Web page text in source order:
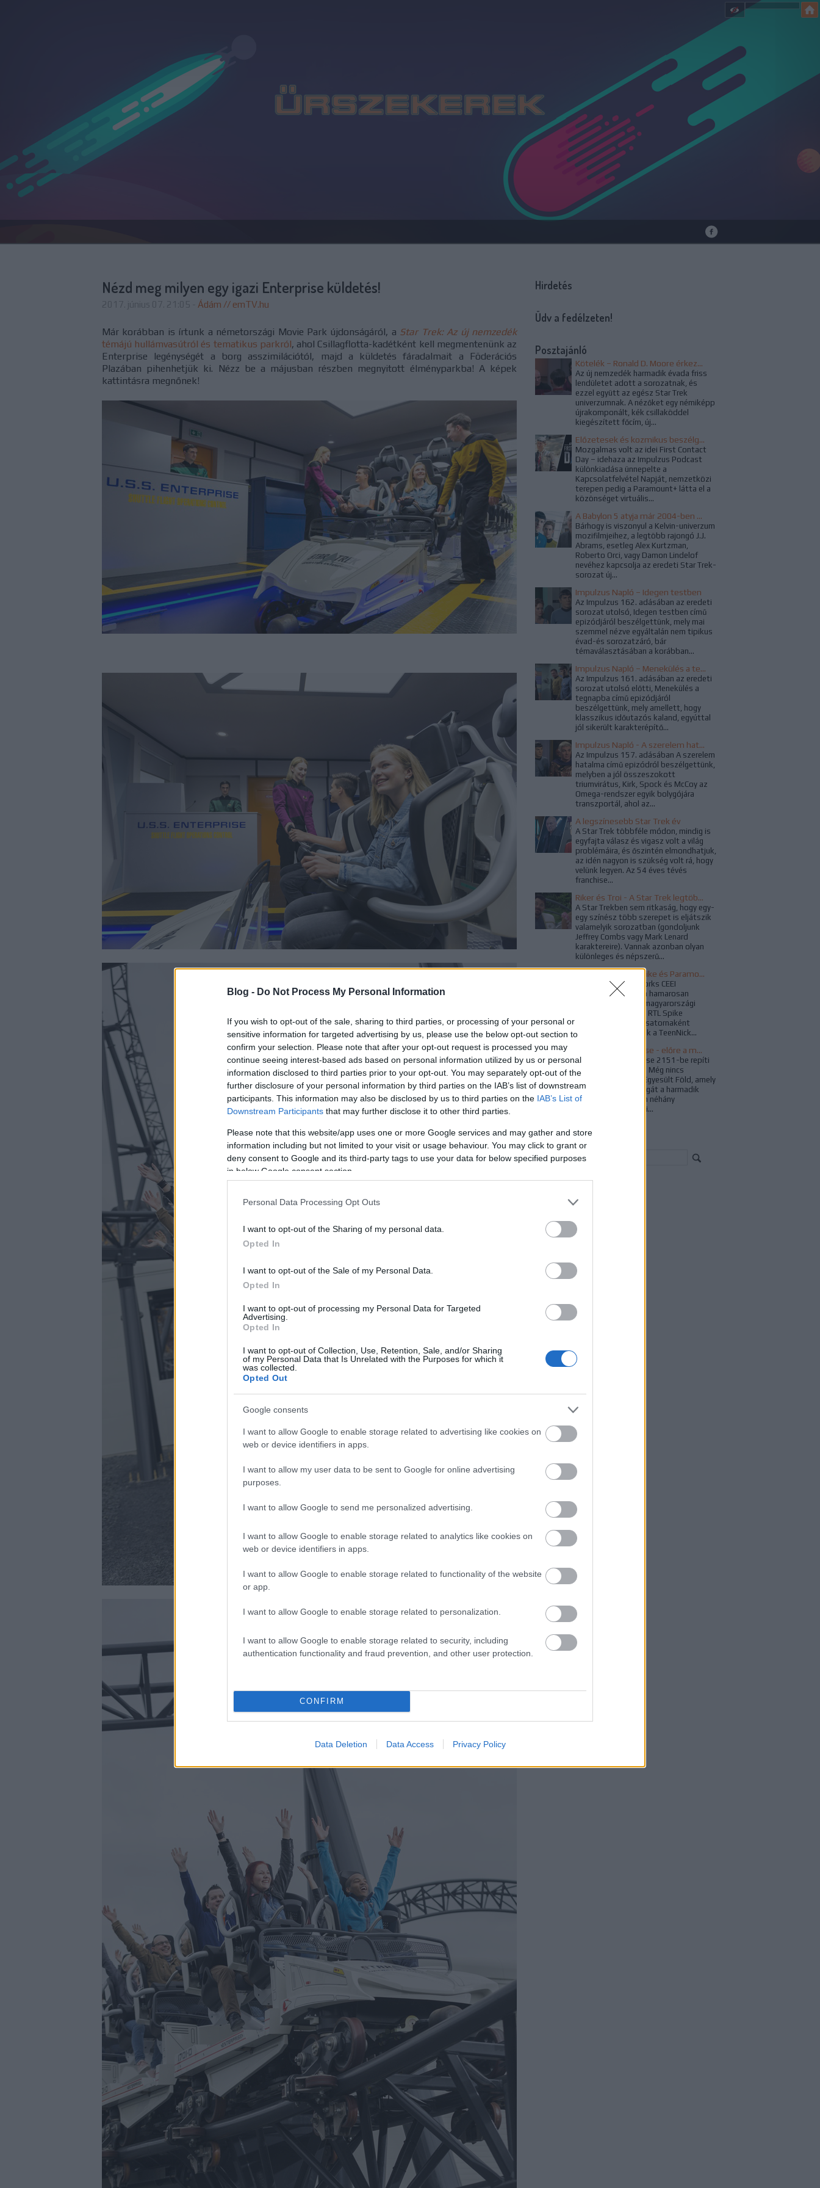
Blog - Do Not Process My Personal Information
If you wish to opt-out of the sale, sharing to third parties, or processing of your personal or
sensitive information for targeted advertising by us, please use the below opt-out section to
confirm your selection. Please note that after your opt-out request is processed you may
continue seeing interest-based ads based on personal information utilized by us or personal
information disclosed to third parties prior to your opt-out. You may separately opt-out of the
further disclosure of your personal information by third parties on the IAB’s list of downstream
participants. This information may also be disclosed by us to third parties on the IAB’s List of
Downstream Participants that may further disclose it to other third parties.
Please note that this website/app uses one or more Google services and may gather and store
information including but not limited to your visit or usage behaviour. You may click to grant or
deny consent to Google and its third-party tags to use your data for below specified purposes
in below Google consent section.
Personal Data Processing Opt Outs
I want to opt-out of the Sharing of my personal data.
Opted In
I want to opt-out of the Sale of my Personal Data.
Opted In
I want to opt-out of processing my Personal Data for Targeted
Advertising.
Opted In
I want to opt-out of Collection, Use, Retention, Sale, and/or Sharing
of my Personal Data that Is Unrelated with the Purposes for which it
was collected.
Opted Out
Google consents
I want to allow Google to enable storage related to advertising like cookies on
web or device identifiers in apps.
I want to allow my user data to be sent to Google for online advertising
purposes.
I want to allow Google to send me personalized advertising.
I want to allow Google to enable storage related to analytics like cookies on
web or device identifiers in apps.
I want to allow Google to enable storage related to functionality of the website
or app.
I want to allow Google to enable storage related to personalization.
I want to allow Google to enable storage related to security, including
authentication functionality and fraud prevention, and other user protection.
CONFIRM
Data Deletion Data Access Privacy Policy
Nézd meg milyen egy igazi Enterprise küldetés!
Ádám // emTV.hu
Már korábban is írtunk a németországi Movie Park újdonságáról, a Star Trek: Az új nemzedék
témájú hullámvasútról és tematikus parkról, ahol Csillagflotta-kadétként kell megmentenünk az
Enterprise legénységét a borg asszimilációtól, majd a küldetés fáradalmait a Föderációs
Plazában pihenhetjük ki. Nézz be a májusban részben megnyitott élményparkba! A képek
kattintásra megnőnek!
Hirdetés
Üdv a fedélzeten!
Posztajánló
Kötelék – Ronald D. Moore érkezése és a megújuló új nemzedék
Az új nemzedék harmadik évada friss
lendületet adott a sorozatnak, és
ezzel együtt az egész Star Trek
univerzumnak. A nézőket egy némiképp
újrakomponált, kék csillaköddel
kiegészített főcím, új...
Előzetesek és kozmikus beszélgetések a Kapcsolatfelvétel Napján
Mozgalmas volt az idei First Contact
Day – idehaza az Impulzus Podcast
különkiadása ünnepelte a
Kapcsolatfelvétel Napját, nemzetközi
terepen pedig a Paramount+ látta el a
közönséget virtuális...
A Babylon 5 atyja már 2004-ben megálmodta a Star Trek újraindítását
Bárhogy is viszonyul a Kelvin-univerzum
mozifilmjeihez, a legtöbb rajongó J.J.
Abrams, esetleg Alex Kurtzman,
Roberto Orci, vagy Damon Lindelof
nevéhez kapcsolja az eredeti Star Trek-
sorozat új...
Impulzus Napló – Idegen testben
Az Impulzus 162. adásában az eredeti
sorozat utolsó, Idegen testben című
epizódjáról beszélgettünk, mely mai
szemmel nézve egyáltalán nem tipikus
évad-és sorozatzáró, bár
témaválasztásában a korábban...
Impulzus Napló – Menekülés a tegnapba
Az Impulzus 161. adásában az eredeti
sorozat utolsó előtti, Menekülés a
tegnapba című epizódjáról
beszélgettünk, mely amellett, hogy
klasszikus időutazós kaland, egyúttal
jól sikerült karakterépítő...
Impulzus Napló - A szerelem hatalma
Az Impulzus 157. adásában A szerelem
hatalma című epizódról beszélgettünk,
melyben a jól összeszokott
triumvirátus, Kirk, Spock és McCoy az
Omega-rendszer egyik bolygójára
transzportál, ahol az...
A legszínesebb Star Trek év
A Star Trek többféle módon, mindig is
egyfajta válasz és vigasz volt a világ
problémáira, és őszintén elmondhatjuk,
az idén nagyon is szükség volt rá, hogy
velünk legyen. Az 54 éves tévés
franchise...
Riker és Troi - A Star Trek legtöbbször visszatérő szerelmespárja
A Star Trekben sem ritkaság, hogy egy-
egy színész több szerepet is eljátszik
valamelyik sorozatban (gondoljunk
Jeffrey Combs vagy Mark Lenard
karaktereire). Vannak azonban olyan
különleges és népszerű...
Búcsúzik az RTL Spike és Paramount Channel
A ViacomCBS Networks CEEI
bejelentése nyomán hamarosan
kivezetésre kerül a magyarországi
televíziós piacról az RTL Spike
csatorna, illetve új csatornaként
idehaza is megjelenik a TeenNick...
Star Trek: Enterprise - előre a múltba
A Star Trek: Enterprise 2151-be repíti
vissza a rajongókat. Még nincs
Föderáció, csak az Egyesült Föld, amely
már újjáépítette magát a harmadik
világháború óta. Van néhány
naprendszeren kívüli...
Keresés
2023 január
2021 szeptember
2021 július
2021 március
2021 február
2020 november
2020 október
Feedek
bejegyzések,